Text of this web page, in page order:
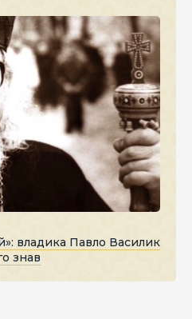
владика Павло Василик
знав